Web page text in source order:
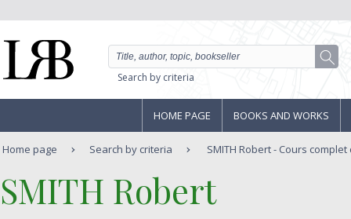
Search by criteria
HOME PAGE BOOKS AND WORKS
Home page Search by criteria SMITH Robert - Cours
‎SMITH Robert‎